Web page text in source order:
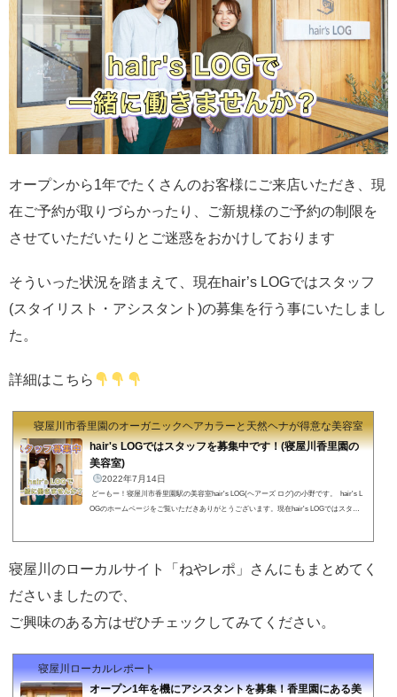
オープンから1年でたくさんのお客様にご来店いただき、現
在ご予約が取りづらかったり、ご新規様のご予約の制限を
させていただいたりとご迷惑をおかけしております
そういった状況を踏まえて、現在hair’s LOGではスタッフ
(スタイリスト・アシスタント)の募集を行う事にいたしまし
た。
詳細はこちら
寝屋川市香里園のオーガニックヘアカラーと天然ヘナが得意な美容室
hair's LOGではスタッフを募集中です！(寝屋川香里園の
美容室)
2022年7月14日
どーもー！寝屋川市香里園駅の美容室hair's LOG(ヘアーズ ログ)の小野です。 hair's L
OGのホームページをご覧いただきありがとうございます。現在hair's LOGではスタッ
の温もりを活かした内外装で、1階は美容室、2階はエステサロン...
寝屋川のローカルサイト「ねやレポ」さんにもまとめてく
ださいましたので、
ご興味のある方はぜひチェックしてみてください。
寝屋川ローカルレポート
オープン1年を機にアシスタントを募集！香里園にある美